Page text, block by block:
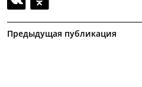
Предыдущая публикация